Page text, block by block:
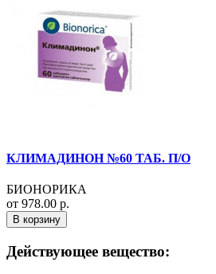
КЛИМАДИНОН №60 ТАБ. П/О
БИОНОРИКА
от 978.00 р.
В корзину
Действующее вещество: